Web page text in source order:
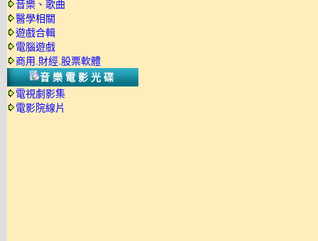
音樂、歌曲
醫學相關
遊戲合輯
電腦遊戲
商用.財經.股票軟體
音樂電影光碟
電視劇影集
電影院線片